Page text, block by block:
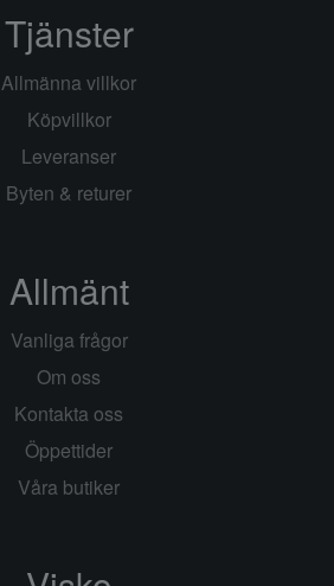
Tjänster
Allmänna villkor
Köpvillkor
Leveranser
Byten & returer
Allmänt
Vanliga frågor
Om oss
Kontakta oss
Öppettider
Våra butiker